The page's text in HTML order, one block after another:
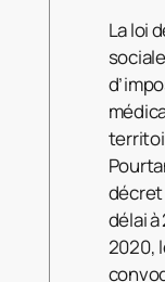
La loi
décret
délai
2020,